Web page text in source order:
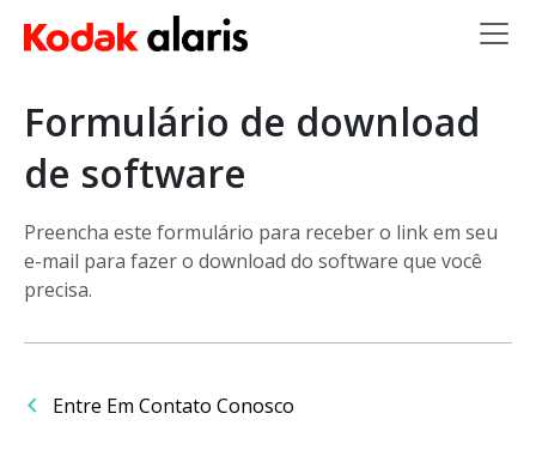
Skip to main content
Formulário de download
de software
Preencha este formulário para receber o link em seu
e-mail para fazer o download do software que você
precisa.
Entre Em Contato Conosco